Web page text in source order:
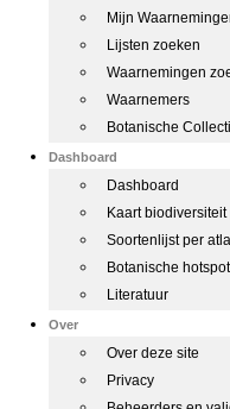
Mijn
Lijsten zoeken
Waarnemingen
Waarnemers
Botanische
Dashboard
Dashboard
Kaart
Soortenlijst per
Botanische
Literatuur
Over
Over deze site
Privacy